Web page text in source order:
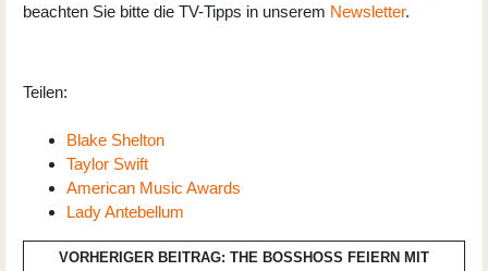
beachten Sie bitte die TV-Tipps in unserem Newsletter.
Teilen:
Blake Shelton
Taylor Swift
American Music Awards
Lady Antebellum
VORHERIGER BEITRAG: THE BOSSHOSS FEIERN MIT